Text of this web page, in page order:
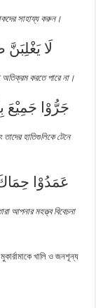
সাহায্য করুন।
لَا
অতিক্রম করতে পারে না।
جَرُّوْا جَمِيْعَ
হাতিগুলিকে টেনে
عَمَدُوْا
আপনার মহত্ত্ব বিবেচনা
খালি ও জনশূন্য